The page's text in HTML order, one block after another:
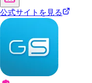
公式サイトを見る